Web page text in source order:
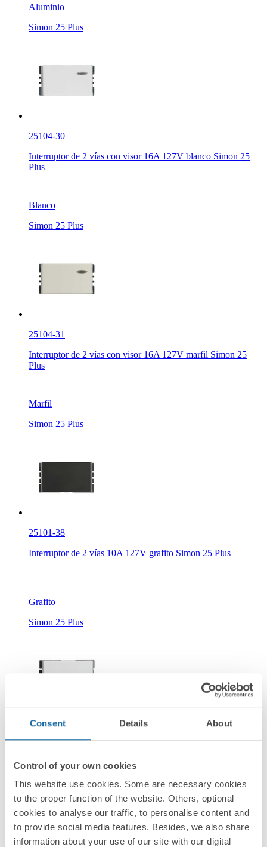
Consent Details About
Control of your own cookies
This website use cookies. Some are necessary cookies
to the proper function of the website. Others, optional
cookies to analyse our traffic, to personalise content and
to provide social media features. Besides, we also share
information about your use of our site with our digital
Aluminio
Simon 25 Plus
25104-30
Interruptor de 2 vías con visor 16A 127V blanco Simon 25
Plus
Blanco
Simon 25 Plus
25104-31
Interruptor de 2 vías con visor 16A 127V marfil Simon 25
Plus
Marfil
Simon 25 Plus
25101-38
Interruptor de 2 vías 10A 127V grafito Simon 25 Plus
Grafito
Simon 25 Plus
blanco Simon 25 Plus
Blanco
Simon 25 Plus